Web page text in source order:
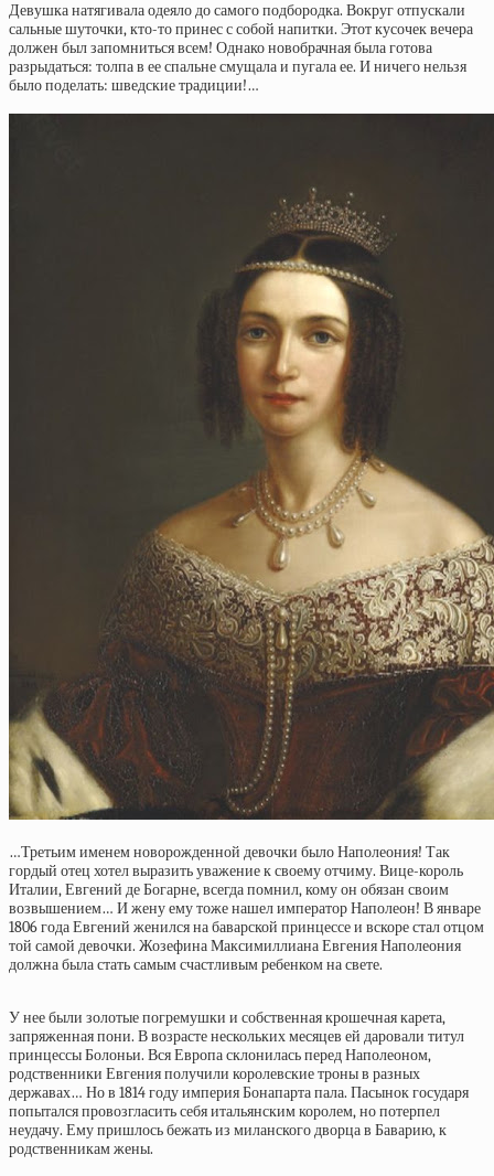
Девушка натягивала одеяло до самого подбородка. Вокруг отпускали
сальные шуточки, кто-то принес с собой напитки. Этот кусочек вечера
должен был запомниться всем! Однако новобрачная была готова
разрыдаться: толпа в ее спальне смущала и пугала ее. И ничего нельзя
было поделать: шведские традиции!…
…Третьим именем новорожденной девочки было Наполеония! Так
гордый отец хотел выразить уважение к своему отчиму. Вице-король
Италии, Евгений де Богарне, всегда помнил, кому он обязан своим
возвышением… И жену ему тоже нашел император Наполеон! В январе
1806 года Евгений женился на баварской принцессе и вскоре стал отцом
той самой девочки. Жозефина Максимиллиана Евгения Наполеония
должна была стать самым счастливым ребенком на свете.
У нее были золотые погремушки и собственная крошечная карета,
запряженная пони. В возрасте нескольких месяцев ей даровали титул
принцессы Болоньи. Вся Европа склонилась перед Наполеоном,
родственники Евгения получили королевские троны в разных
державах… Но в 1814 году империя Бонапарта пала. Пасынок государя
попытался провозгласить себя итальянским королем, но потерпел
неудачу. Ему пришлось бежать из миланского дворца в Баварию, к
родственникам жены.